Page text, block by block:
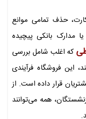
حذف تمامی موانع
مدارک بانکی پیچیده
که اغلب شامل بررسی
این فروشگاه فرآیندی
قرار داده است. از
همه می‌توانند